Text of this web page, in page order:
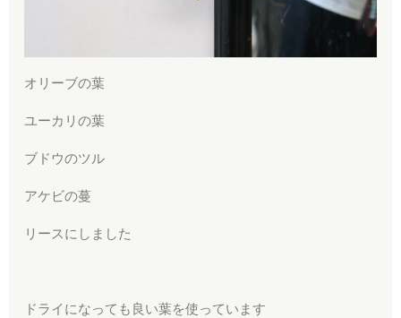
オリーブの葉
ユーカリの葉
ブドウのツル
アケビの蔓
リースにしました
ドライになっても良い葉を使っています